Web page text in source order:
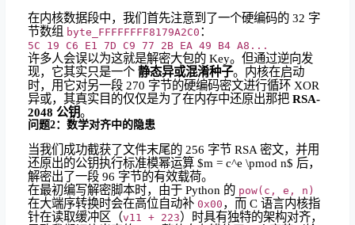
在内核数据段中，我们首先注意到了一个硬编码的 32 字
节数组 byte_FFFFFFFF8179A2C0：
5C 19 C6 E1 7D C9 77 2B EA 49 B4 A8...
许多人会误以为这就是解密大包的 Key。但通过逆向发
现，它其实只是一个 静态异或混淆种子。内核在启动
时，用它对另一段 270 字节的硬编码密文进行循环 XOR
异或，其真实目的仅仅是为了在内存中还原出那把 RSA-
2048 公钥。
问题2：数学对齐中的隐患
当我们成功截获了文件末尾的 256 字节 RSA 密文，并用
还原出的公钥执行标准模幂运算 $m = c^e \pmod n$ 后，
解密出了一段 96 字节的有效载荷。
在最初编写解密脚本时，由于 Python 的 pow(c, e, n)
在大端序转换时会在高位自动补 0x00，而 C 语言内核指
针在读取缓冲区（v11 + 223）时具有独特的架构对齐，